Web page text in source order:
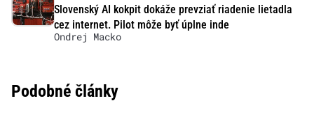
Slovenský AI kokpit dokáže prevziať riadenie lietadla
cez internet. Pilot môže byť úplne inde
Ondrej Macko
Podobné články